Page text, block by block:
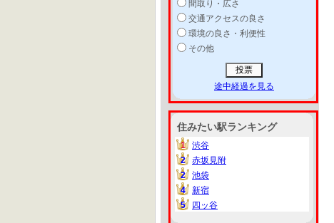
間取り・広さ
交通アクセスの良さ
環境の良さ・利便性
その他
途中経過を見る
住みたい駅ランキング
1
1
渋谷
2
2
赤坂見附
2
2
池袋
4
4
新宿
5
5 四ッ谷